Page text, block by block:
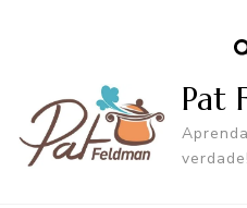
Pat
verdade!